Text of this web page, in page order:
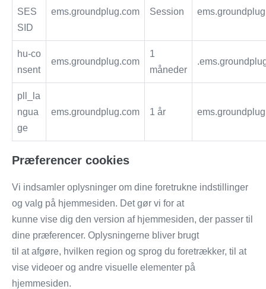
SES
SID
ems.groundplug.com Session
hu-co
nsent
ems.groundplug.com
1
måneder
pll_la
ngua
ge
ems.groundplug.com 1 år
Præferencer cookies
Vi indsamler oplysninger om dine foretrukne indstillinger
og valg på hjemmesiden. Det gør vi for at
kunne vise dig den version af hjemmesiden, der passer til
dine præferencer. Oplysningerne bliver brugt
til at afgøre, hvilken region og sprog du foretrækker, til at
vise videoer og andre visuelle elementer på
hjemmesiden.